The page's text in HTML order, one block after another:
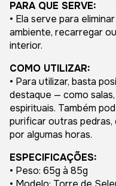
PARA QUE SERVE:
• Ela serve para
ambiente, recarregar
interior.
COMO UTILIZAR:
• Para utilizar, basta
destaque — como
espirituais. Também
purificar outras
por algumas horas.
ESPECIFICAÇÕES:
• Peso: 65g à 85g